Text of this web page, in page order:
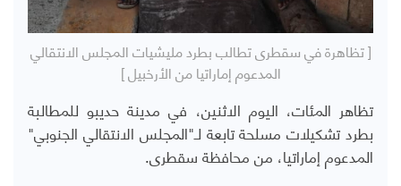
[ تظاهرة في سقطرى تطالب بطرد مليشيات المجلس الانتقالي
المدعوم إماراتيا من الأرخبيل ]
تظاهر المئات، اليوم الاثنين، في مدينة حديبو للمطالبة
بطرد تشكيلات مسلحة تابعة لـ"المجلس الانتقالي الجنوبي"
المدعوم إماراتيا، من محافظة سقطرى.